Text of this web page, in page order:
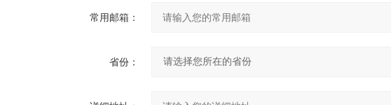
常用邮箱：
省份：